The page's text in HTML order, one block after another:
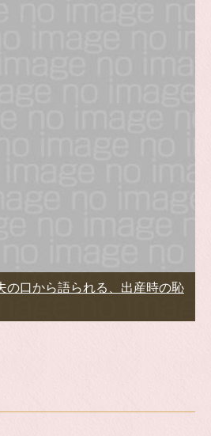
の口から語られる、出産時の恥